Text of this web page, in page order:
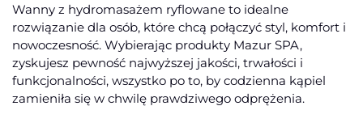
Wanny z hydromasażem ryflowane to idealne
rozwiązanie dla osób, które chcą połączyć styl, komfort i
nowoczesność. Wybierając produkty Mazur SPA,
zyskujesz pewność najwyższej jakości, trwałości i
funkcjonalności, wszystko po to, by codzienna kąpiel
zamieniła się w chwilę prawdziwego odprężenia.